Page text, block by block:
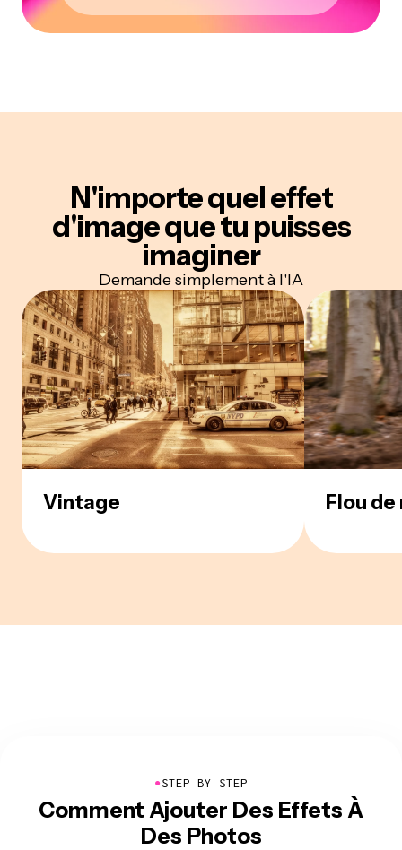
N'importe quel effet
d'imageque tu puisses
imaginer
Demande simplement à l'IA
Vintage Flou
●STEP BY STEP
Comment Ajouter Des Effets À
Des Photos